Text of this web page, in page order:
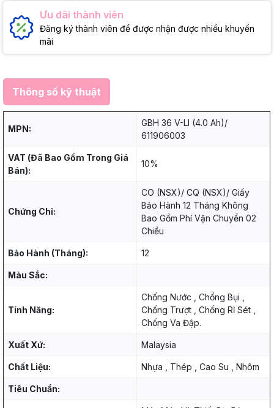
Ưu đãi thành viên
Đăng ký thành viên để được nhận được nhiều khuyến
mãi
Thông số kỹ thuật
MPN:
GBH 36 V-LI (4.0 Ah)/
611906003
VAT (Đã Bao Gồm Trong Giá
Bán):
10%
Chứng Chỉ:
CO (NSX)/ CQ (NSX)/ Giấy
Bảo Hành 12 Tháng Không
Bao Gồm Phí Vận Chuyển 02
Chiều
Bảo Hành (Tháng): 12
Màu Sắc:
Tính Năng:
Chống Nước , Chống Bụi ,
Chống Trượt , Chống Rỉ Sét ,
Chống Va Đập.
Xuất Xứ: Malaysia
Chất Liệu: Nhựa , Thép , Cao Su , Nhôm
Tiêu Chuẩn: